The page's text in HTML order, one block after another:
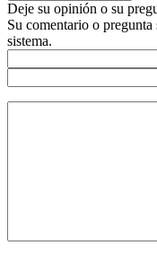
Deje su opinión o su
Su comentario o pregunta
sistema.